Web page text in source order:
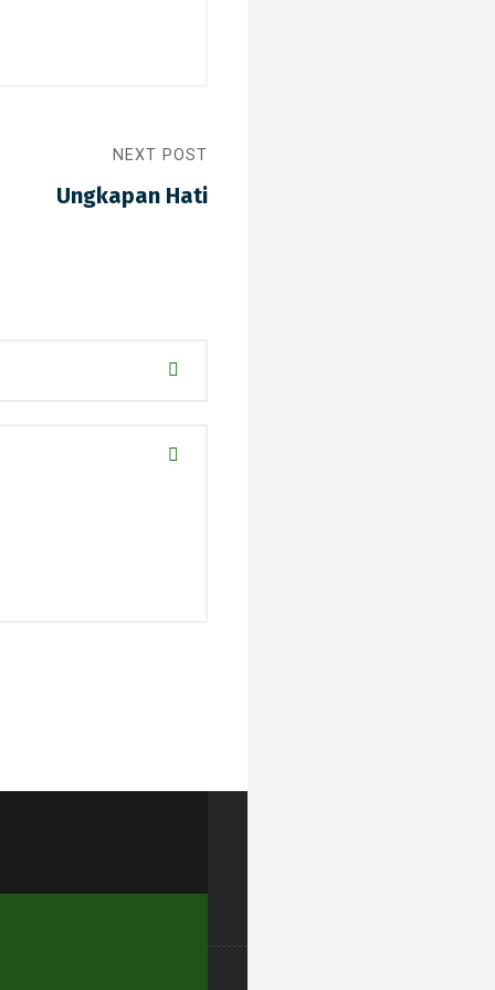
NEXT POST
Ungkapan Hati